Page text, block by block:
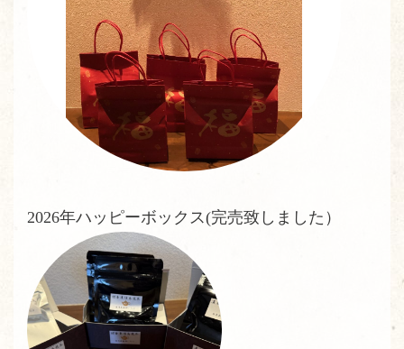
2026年ハッピーボックス(完売致しました）